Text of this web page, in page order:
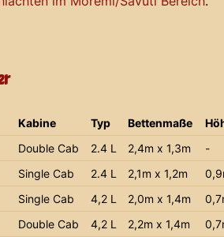
Kabine Typ Bettenmaße
Double Cab 2.4 L 2,4m x 1,3m
-
Single Cab 2.4 L 2,1m x 1,2m
Single Cab 4,2 L 2,0m x 1,4m
Double Cab 4,2 L 2,2m x 1,4m